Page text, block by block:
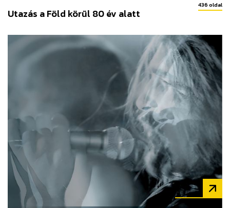
436 oldal
Utazás a Föld körül 80 év alatt